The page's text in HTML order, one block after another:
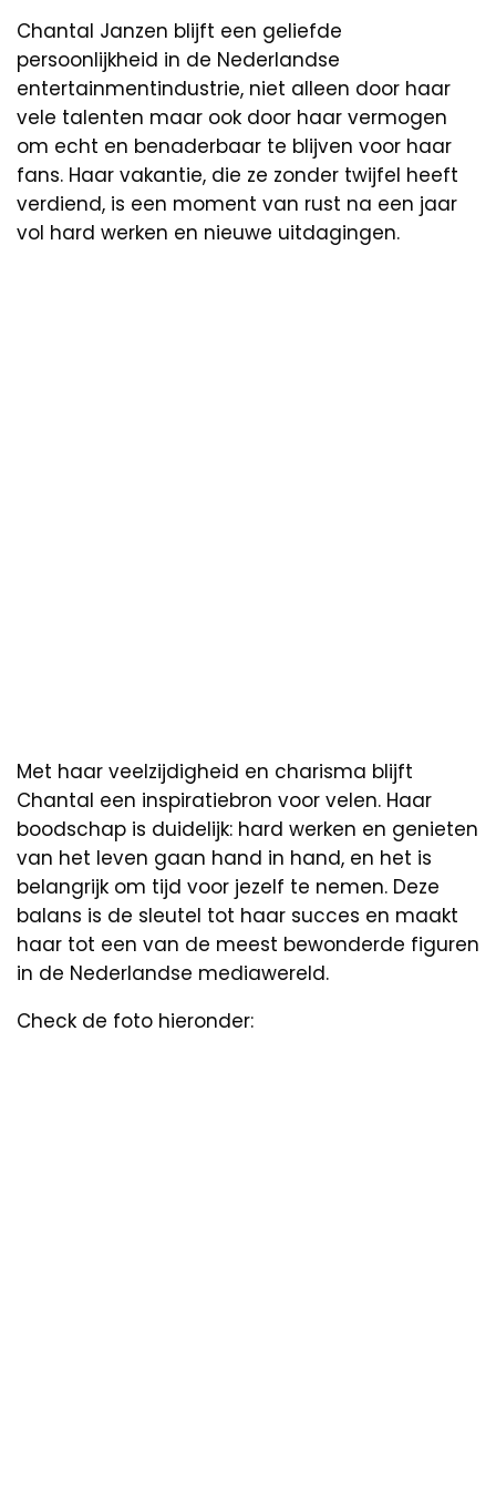
Chantal Janzen blijft een geliefde
persoonlijkheid in de Nederlandse
entertainmentindustrie, niet alleen door haar
vele talenten maar ook door haar vermogen
om echt en benaderbaar te blijven voor haar
fans. Haar vakantie, die ze zonder twijfel heeft
verdiend, is een moment van rust na een jaar
vol hard werken en nieuwe uitdagingen.
Met haar veelzijdigheid en charisma blijft
Chantal een inspiratiebron voor velen. Haar
boodschap is duidelijk: hard werken en genieten
van het leven gaan hand in hand, en het is
belangrijk om tijd voor jezelf te nemen. Deze
balans is de sleutel tot haar succes en maakt
haar tot een van de meest bewonderde figuren
in de Nederlandse mediawereld.
Check de foto hieronder: